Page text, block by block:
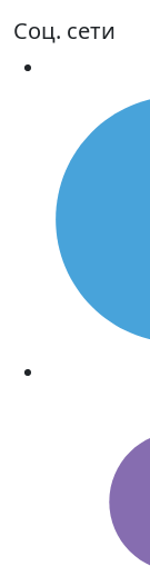
Соц. сети